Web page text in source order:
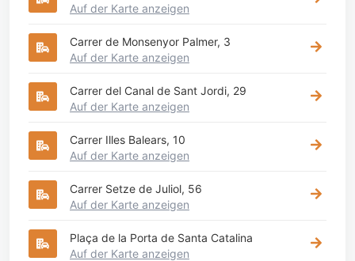
Auf der Karte anzeigen
Carrer de Monsenyor Palmer, 3
Auf der Karte anzeigen
Carrer del Canal de Sant Jordi, 29
Auf der Karte anzeigen
Carrer Illes Balears, 10
Auf der Karte anzeigen
Carrer Setze de Juliol, 56
Auf der Karte anzeigen
Plaça de la Porta de Santa Catalina
Auf der Karte anzeigen